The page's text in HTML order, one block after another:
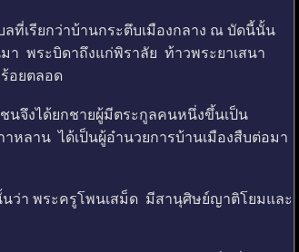
ที่เรียกว่าบ้านกระตึบเมืองกลาง ณ บัดนี้นั้น
า พระบิดาถึงแก่พิราลัย ท้าวพระยาเสนา
อยตลอด
จึงได้ยกชายผู้มีตระกูลคนหนึ่งขึ้นเป็น
หลาน ได้เป็นผู้อำนวยการบ้านเมืองสืบต่อมา
า พระครูโพนเสม็ด มีสานุศิษย์ญาติโยมและ